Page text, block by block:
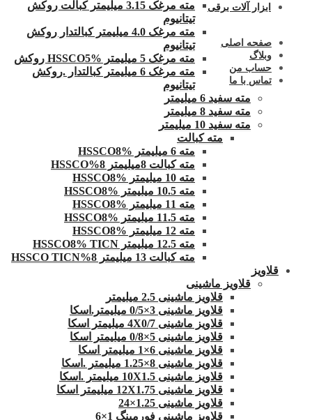
ابزار آلات برقی
صفحه اصلی
وبلاگ
حساب من
تماس با ما
مته مرغک 3.15 میلیمتر کبالت روکش
تیتانیوم
مته مرغک 4.0 میلیمتر کبالتدار روکش
تیتانیوم
مته مرغک 5 میلیمتر HSSCO5% روکش
مته مرغک 6 میلیمتر کبالتدار .روکش
تیتانیوم
مته سفید 6 میلیمتر
مته سفید 8 میلیمتر
مته سفید 10 میلیمتر
مته کبالت
مته 6 میلیمتر HSSCO8%
مته کبالت 8میلیمتر 8%HSSCO
مته 10 میلیمتر HSSCO8%
مته 10.5 میلیمتر HSSCO8%
مته 11 میلیمتر HSSCO8%
مته 11.5 میلیمتر HSSCO8%
مته 12 میلیمتر HSSCO8%
مته 12.5 میلیمتر HSSCO8% TICN
مته کبالت 13 میلیمتر 8%HSSCO TICN
قلاویز
قلاویز ماشینی
قلاویز ماشینی 2.5 میلیمتر
قلاویز ماشینی 3×0/5 میلیمتر.اسکا
قلاویز ماشینی 4X0/7 میلیمتر اسکا
قلاویز ماشینی 5×0/8 میلیمتر اسکا
قلاویز ماشینی 6×1 میلیمتر اسکا
قلاویز ماشینی 8×1.25 میلیمتر .اسکا
قلاویز ماشینی 10X1.5 میلیمتر .اسکا
قلاویز ماشینی 12X1.75 میلیمتر اسکا
قلاویز ماشینی 1.25×24
قلاویز ماشینی فورمینگ 1×6